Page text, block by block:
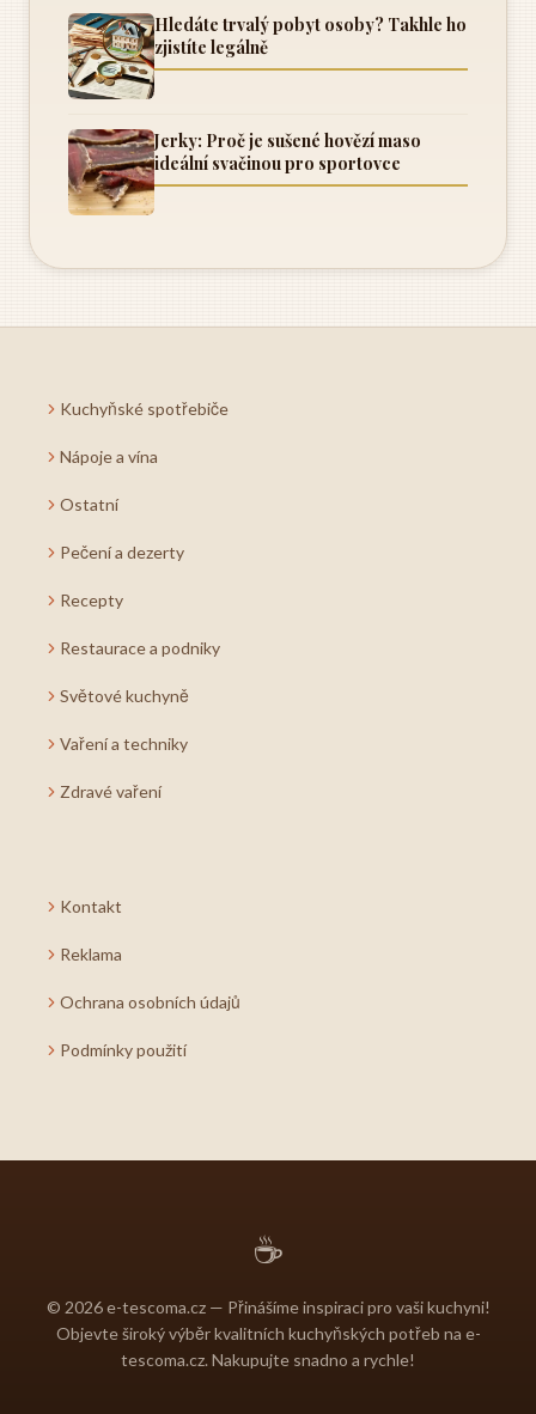
Hledáte trvalý pobyt osoby? Takhle ho
zjistíte legálně
Jerky: Proč je sušené hovězí maso
ideální svačinou pro sportovce
Kuchyňské spotřebiče
Nápoje a vína
Ostatní
Pečení a dezerty
Recepty
Restaurace a podniky
Světové kuchyně
Vaření a techniky
Zdravé vaření
Kontakt
Reklama
Ochrana osobních údajů
Podmínky použití
☕
© 2026 e-tescoma.cz — Přinášíme inspiraci pro vaši kuchyni!
Objevte široký výběr kvalitních kuchyňských potřeb na e-
tescoma.cz. Nakupujte snadno a rychle!